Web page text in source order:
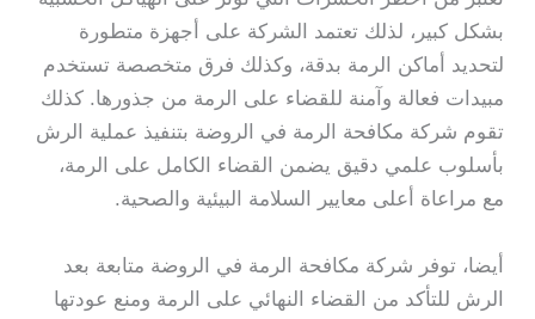
بشكل كبير، لذلك تعتمد الشركة على أجهزة متطورة
لتحديد أماكن الرمة بدقة، وكذلك فرق متخصصة تستخدم
مبيدات فعالة وآمنة للقضاء على الرمة من جذورها. كذلك
تقوم شركة مكافحة الرمة في الروضة بتنفيذ عملية الرش
بأسلوب علمي دقيق يضمن القضاء الكامل على الرمة،
مع مراعاة أعلى معايير السلامة البيئية والصحية.
أيضا، توفر شركة مكافحة الرمة في الروضة متابعة بعد
الرش للتأكد من القضاء النهائي على الرمة ومنع عودتها